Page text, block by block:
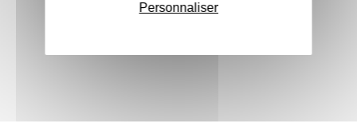
Personnaliser